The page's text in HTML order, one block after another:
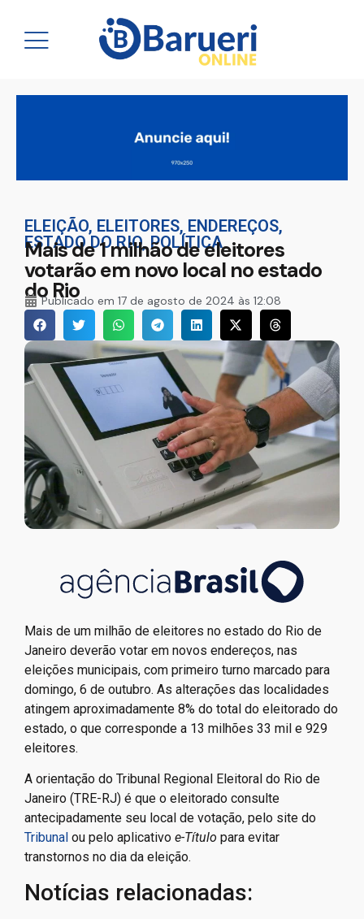
ELEIÇÃO, ELEITORES, ENDEREÇOS,
ESTADO DO RIO,POLÍTICA
Mais de 1 milhão de eleitores
votarão em novo local no estado
do Rio
Publicado em 17 de agosto de 2024 às 12:08
Mais de um milhão de eleitores no estado do Rio de
Janeiro deverão votar em novos endereços, nas
eleições municipais, com primeiro turno marcado para
domingo, 6 de outubro. As alterações das localidades
atingem aproximadamente 8% do total do eleitorado do
estado, o que corresponde a 13 milhões 33 mil e 929
eleitores.
A orientação do Tribunal Regional Eleitoral do Rio de
Janeiro (TRE-RJ) é que o eleitorado consulte
antecipadamente seu local de votação, pelo site do
Tribunal ou pelo aplicativo e-Título para evitar
transtornos no dia da eleição.
Notícias relacionadas: